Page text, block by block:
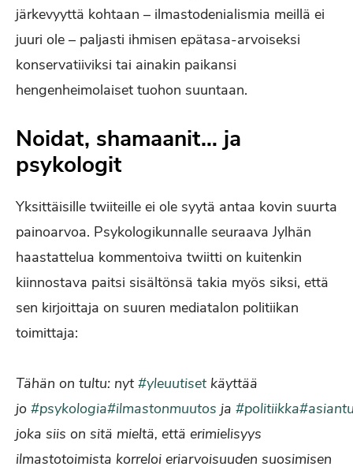
järkevyyttä kohtaan – ilmastodenialismia meillä ei
juuri ole – paljasti ihmisen epätasa-arvoiseksi
konservatiiviksi tai ainakin paikansi
hengenheimolaiset tuohon suuntaan.
Noidat, shamaanit… ja
psykologit
Yksittäisille twiiteille ei ole syytä antaa kovin suurta
painoarvoa. Psykologikunnalle seuraava Jylhän
haastattelua kommentoiva twiitti on kuitenkin
kiinnostava paitsi sisältönsä takia myös siksi, että
sen kirjoittaja on suuren mediatalon politiikan
toimittaja:
Tähän on tultu: nyt #yleuutiset käyttää
jo #psykologia#ilmastonmuutos ja #politiikka
joka siis on sitä mieltä, että erimielisyys
ilmastotoimista korreloi eriarvoisuuden suosimisen